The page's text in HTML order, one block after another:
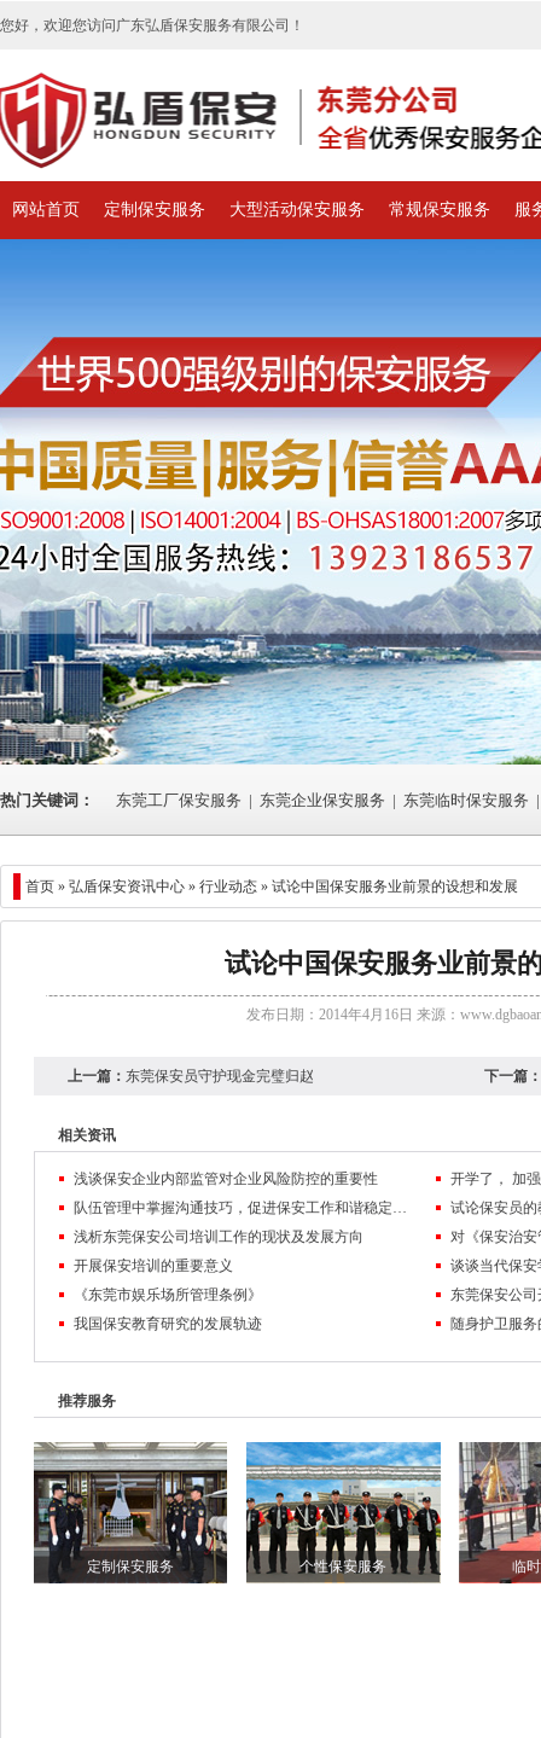
您好，欢迎您访问广东弘盾保安服务有限公司！
网站首页 定制保安服务 大型活动保安服务 常规保安服务 服
热门关键词： 东莞工厂保安服务 | 东莞企业保安服务 | 东莞临时保安服务 |
首页 » 弘盾保安资讯中心 » 行业动态 » 试论中国保安服务业前景的设想和发展
试论中国保安服务业前景
发布日期：2014年4月16日 来源：
上一篇： 东莞保安员守护现金完璧归赵 下一篇：
相关资讯
浅谈保安企业内部监管对企业风险防控的重要性
队伍管理中掌握沟通技巧，促进保安工作和谐稳定发展
试论保安员
浅析东莞保安公司培训工作的现状及发展方向
对《保安治
开展保安培训的重要意义
谈谈当代保
《东莞市娱乐场所管理条例》
东莞保安公
我国保安教育研究的发展轨迹
随身护卫服
推荐服务
定制保安服务 个性保安服务 临